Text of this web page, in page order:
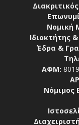
Νομική
Ιδιοκτήτης
Έδρα &
ΑΦΜ:
Νόμιμος